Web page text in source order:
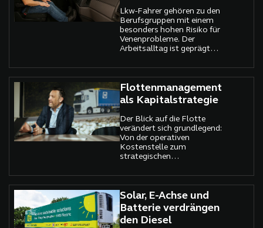
gezielt um Saug- und
Spülfahrzeuge des
italienischen
Premiumherstellers
Cappellotto zu erweitern –
Importeur für den
heimischen Markt.
Lkw-Fahrer gehören zu den
Berufsgruppen mit einem
besonders hohen Risiko für
Venenprobleme. Der
Arbeitsalltag ist geprägt
eingeschränkter
Bewegungsfreiheit und
häufigem Zeitdruck. Diese
Kombination begünstigt
Durchblutungsstörungen,
Schwellungen,
Krampfadern und im
schlimmsten Fall die
Entstehung einer tiefen
Beinvenenthrombose.
Gleichzeitig lassen sich viele
reduzieren.
Flottenmanagement
als Kapitalstrategie
Der Blick auf die Flotte
verändert sich grundlegend:
Von der operativen
Kostenstelle zum
strategischen
Arjen Kraaij, CEO der TIP
Group, erklärt, warum das
Flottenmanagement zum
zentralen Hebel für
Kapitalrendite, Liquidität
und Nachhaltigkeit wird.
Solar, E-Achse und
Batterie verdrängen
den Diesel